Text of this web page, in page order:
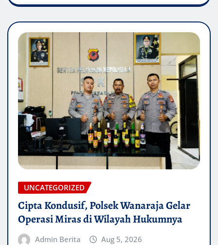
UNCATEGORIZED
Cipta Kondusif, Polsek Wanaraja Gelar
Operasi Miras di Wilayah Hukumnya
Admin Berita Aug 5, 2026